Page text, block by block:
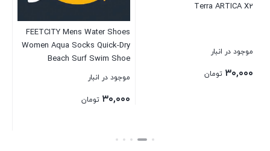
Terra ARTICA X2
موجود در انبار
۳۰,۰۰۰ تومان
FEETCITY Mens Water Shoes
Women Aqua Socks Quick-Dry
Beach Surf Swim Shoe
موجود در انبار
۳۰,۰۰۰ تومان
بستن